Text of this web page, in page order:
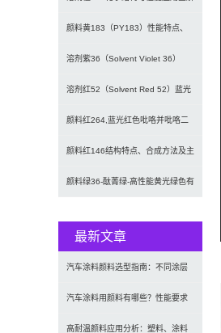
析 | 高性能红...
颜料黄183（PY183）性能特点、
应用领域与合成...
溶剂紫36（Solvent Violet 36）
高...
溶剂红52（Solvent Red 52）蓝光
红色...
颜料红264,蓝光红色吡咯并吡咯二
酮DPP颜料红P...
颜料红146结构特点、合成方法及主
要用途介绍Pig...
颜料绿36-酞菁绿-高性能黄光绿色有
最新文章
汽车涂料颜料选型指南：不同涂层
应用要求、OEM与修...
汽车涂料用颜料有哪些？性能要求
及常用颜料类型介绍
高耐温颜料应用分析：塑料、涂料